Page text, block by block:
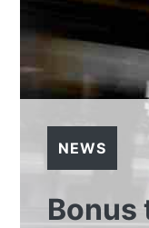
NEWS
Bonus